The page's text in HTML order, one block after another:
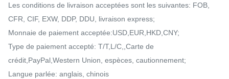
Les conditions de livraison acceptées sont les suivantes: FOB,
CFR, CIF, EXW, DDP, DDU, livraison express;
Monnaie de paiement acceptée:USD,EUR,HKD,CNY;
Type de paiement accepté: T/T,L/C,,Carte de
crédit,PayPal,Western Union, espèces, cautionnement;
Langue parlée: anglais, chinois